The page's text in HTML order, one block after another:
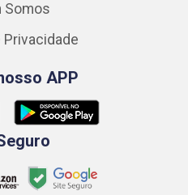
Somos
Privacidade
APP